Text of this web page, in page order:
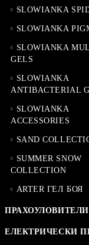
SLOWIANKA
SLOWIANKA
SLOWIANKA
GELS
SLOWIANKA
ANTIBACTERIAL
SLOWIANKA
ACCESSORIES
SAND
SUMMER SNOW
COLLECTION
ARTER ГЕЛ БОЯ
ПРАХОУЛОВИТЕЛИ
ЕЛЕКТРИЧЕСКИ